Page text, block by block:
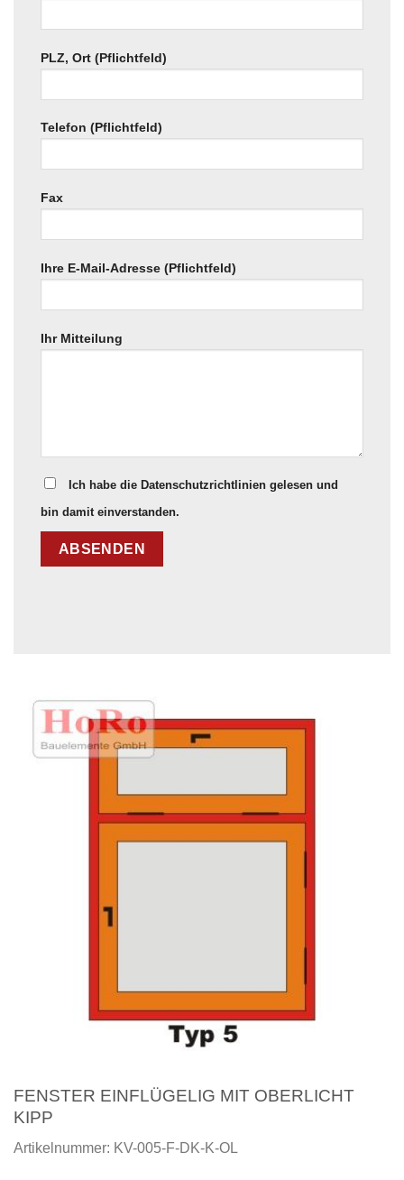
PLZ, Ort (Pflichtfeld)
Telefon (Pflichtfeld)
Fax
Ihre E-Mail-Adresse (Pflichtfeld)
Ihr Mitteilung
Ich habe die Datenschutzrichtlinien gelesen und
bin damit einverstanden.
FENSTER EINFLÜGELIG MIT OBERLICHT
KIPP
Artikelnummer: KV-005-F-DK-K-OL